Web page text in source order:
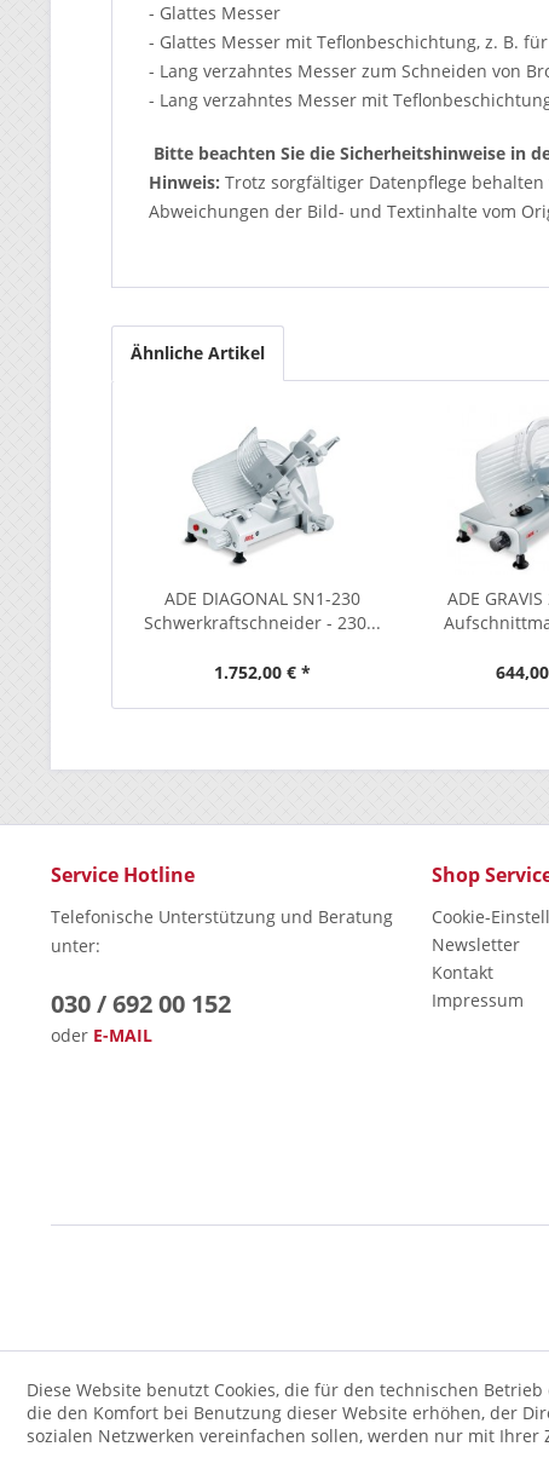
- Glattes Messer
- Glattes Messer mit Teflonbeschichtung, z. B. für
- Lang verzahntes Messer zum Schneiden von
- Lang verzahntes Messer mit
Bitte beachten Sie die Sicherheitshinweise in
Hinweis: Trotz sorgfältiger Datenpflege
Abweichungen der Bild- und Textinhalte vom
Ähnliche Artikel
ADE DIAGONAL SN1-230
Schwerkraftschneider - 230...
1.752,00 € *
ADE
Service Hotline
Telefonische Unterstützung und Beratung
unter:
030 / 692 00 152
oder E-MAIL
Shop
Cookie-
Newsletter
Kontakt
Impressum
Diese Website benutzt Cookies, die für den technischen
die den Komfort bei Benutzung dieser Website erhöhen, der
sozialen Netzwerken vereinfachen sollen, werden nur mit Ihrer